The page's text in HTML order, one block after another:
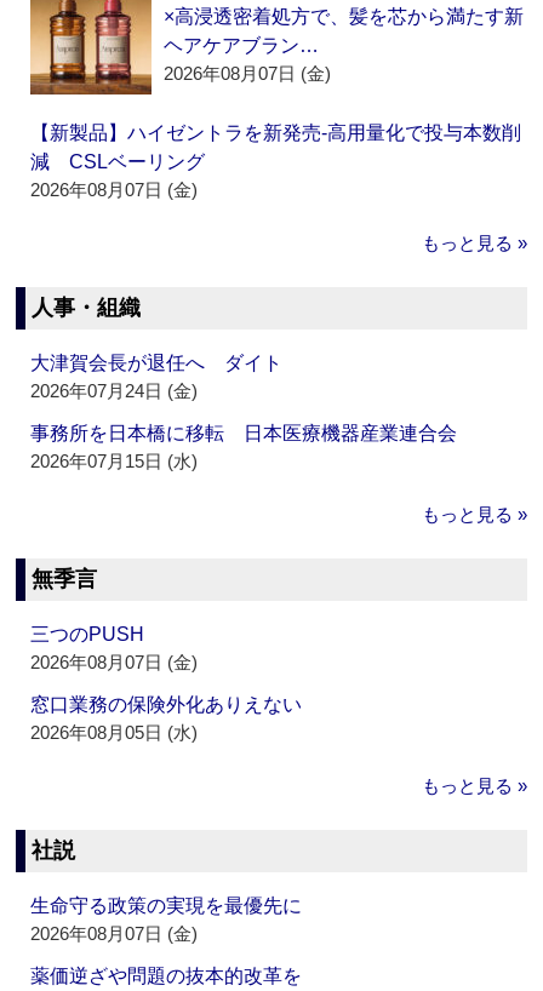
×高浸透密着処方で、髪を芯から満たす新
ヘアケアブラン…
2026年08月07日 (金)
【新製品】ハイゼントラを新発売‐高用量化で投与本数削
減 CSLベーリング
2026年08月07日 (金)
もっと見る »
人事・組織
大津賀会長が退任へ ダイト
2026年07月24日 (金)
事務所を日本橋に移転 日本医療機器産業連合会
2026年07月15日 (水)
もっと見る »
無季言
三つのPUSH
2026年08月07日 (金)
窓口業務の保険外化ありえない
2026年08月05日 (水)
もっと見る »
社説
生命守る政策の実現を最優先に
2026年08月07日 (金)
薬価逆ざや問題の抜本的改革を